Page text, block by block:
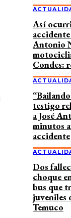
Así
Antonio
Condes:
testigo
a José
minutos
accidente
Dos
choque
bus que
juveniles
Temuco